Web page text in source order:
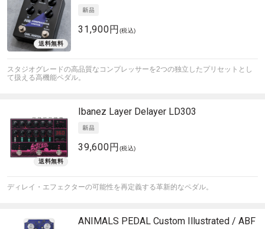
31,900円 (税込)
スタジオグレードの高品質なコンプレッサーを2つの独立したプリセットとし
て扱える高機能ペダル。
Ibanez Layer Delayer LD303
39,600円 (税込)
ディレイ・エフェクターの可能性を再定義する革新的なペダル。
ANIMALS PEDAL Custom Illustrated / ABF